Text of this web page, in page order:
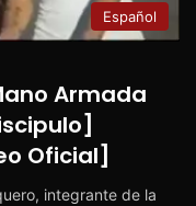
Español
Armada
Oficial]
integrante de la